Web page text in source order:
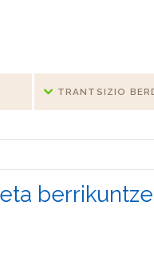
TRANTSIZIO